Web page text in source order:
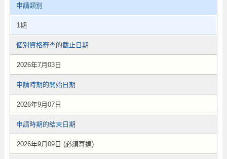
申請類別
1期
個別資格審查的截止日期
2026年7月03日
申請時期的開始日期
2026年9月07日
申請時期的結束日期
2026年9月09日 (必須寄達)